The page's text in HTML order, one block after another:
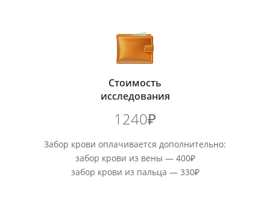
Стоимость
исследования
1240₽
Забор крови оплачивается дополнительно:
забор крови из вены — 400₽
забор крови из пальца — 330₽